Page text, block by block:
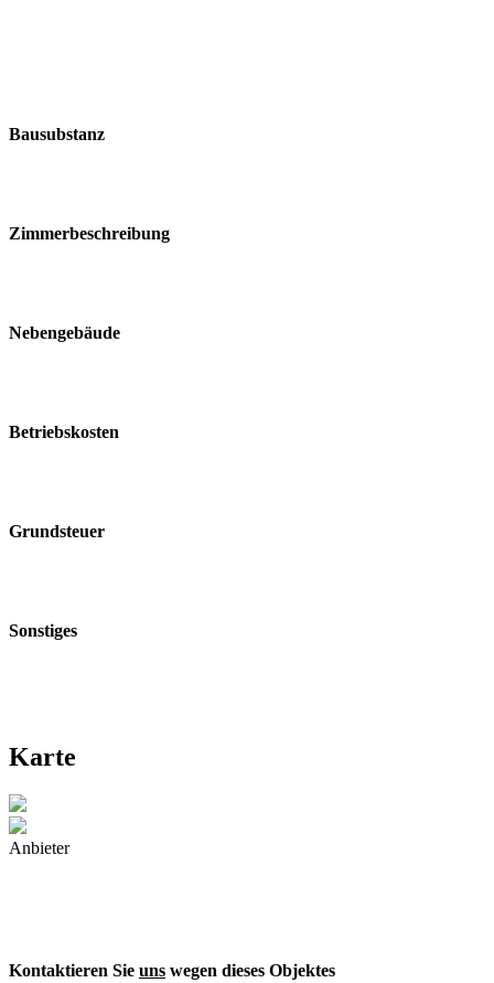
Bausubstanz
Zimmerbeschreibung
Nebengebäude
Betriebskosten
Grundsteuer
Sonstiges
Karte
Anbieter
Kontaktieren Sie uns wegen dieses Objektes